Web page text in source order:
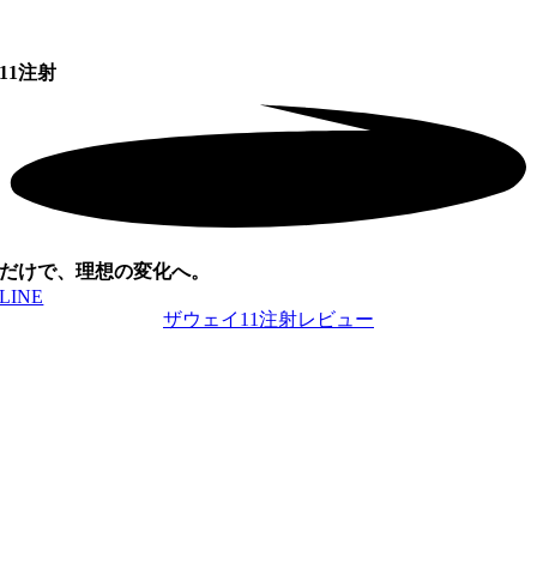
11注射
だけで、理想の変化へ。
LINE
ザウェイ11注射レビュー